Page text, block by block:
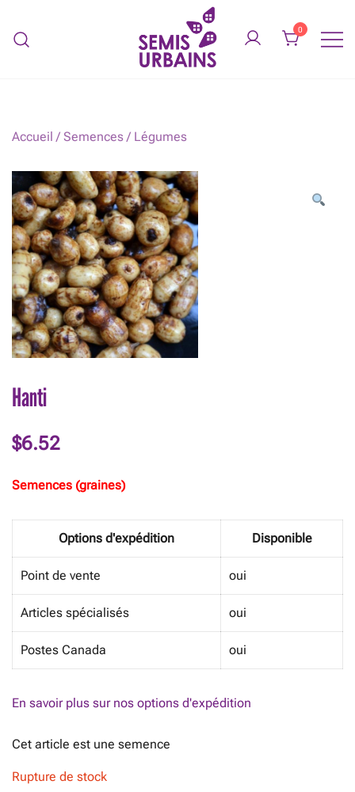
content
0
Accueil / Semences/ Légumes
Hanti
$6.52
Semences (graines)
Options d'expédition Disponible
Point de vente oui
Articles spécialisés oui
Postes Canada oui
En savoir plus sur nos options d'expédition
Cet article est une semence
Rupture de stock